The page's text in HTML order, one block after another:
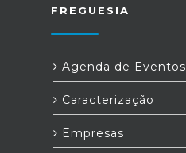
FREGUESIA
Agenda de Eventos
Caracterização
Empresas